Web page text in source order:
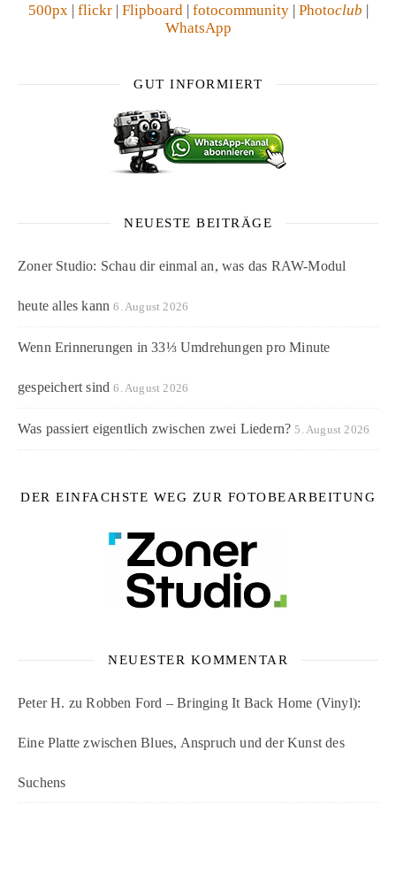
500px| flickr| Flipboard| fotocommunity| Photoclub |
WhatsApp
GUT INFORMIERT
NEUESTE BEITRÄGE
Zoner Studio: Schau dir einmal an, was das RAW-Modul
heute alles kann 6. August 2026
Wenn Erinnerungen in 33⅓ Umdrehungen pro Minute
gespeichert sind 6. August 2026
Was passiert eigentlich zwischen zwei Liedern? 5. August 2026
DER EINFACHSTE WEG ZUR FOTOBEARBEITUNG
NEUESTER KOMMENTAR
Peter H. zuRobben Ford – Bringing It Back Home (Vinyl):
Eine Platte zwischen Blues, Anspruch und der Kunst des
Suchens